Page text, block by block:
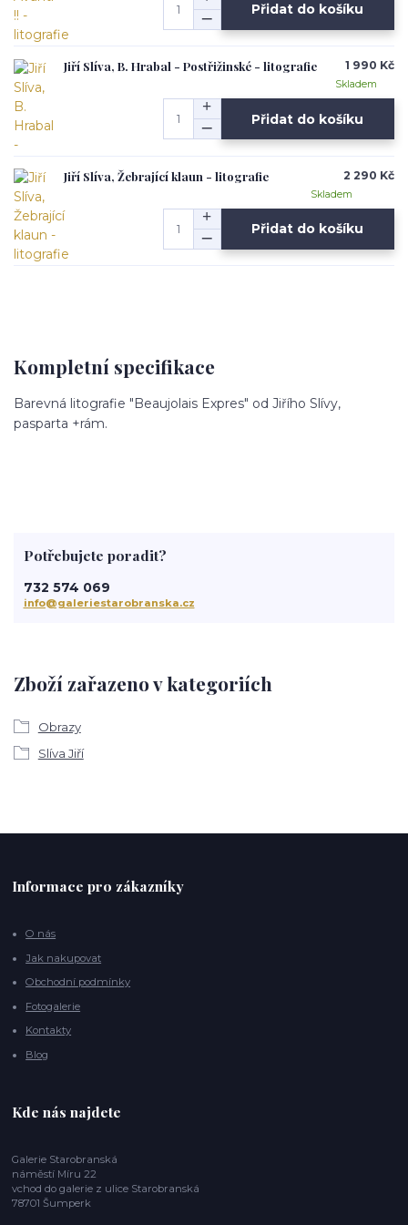
Přidat do košíku
Jiří Slíva, B. Hrabal - Postřižinské - litografie 1 990 Kč
Skladem
Přidat do košíku
Jiří Slíva, Žebrající klaun - litografie 2 290 Kč
Skladem
Přidat do košíku
Kompletní specifikace
Barevná litografie "Beaujolais Expres" od Jiřího Slívy,
pasparta +rám.
Zboží zařazeno v kategoriích
Obrazy
Slíva Jiří
Potřebujete poradit?
732 574 069
info@galeriestarobranska.cz
Informace pro zákazníky
O nás
Jak nakupovat
Obchodní podmínky
Fotogalerie
Kontakty
Blog
Kde nás najdete
Galerie Starobranská
náměstí Míru 22
vchod do galerie z ulice Starobranská
78701 Šumperk